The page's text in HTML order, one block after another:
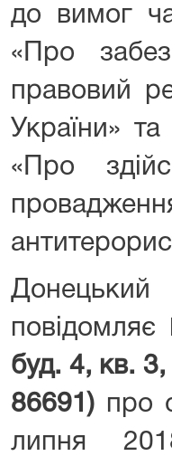
до вимог
«Про
правовий
України» та
«Про
повідомляє
буд. 4, кв.
86691) про
липня